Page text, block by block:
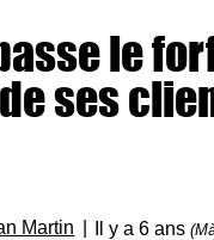
le
ses
Martin Il y a 6 ans